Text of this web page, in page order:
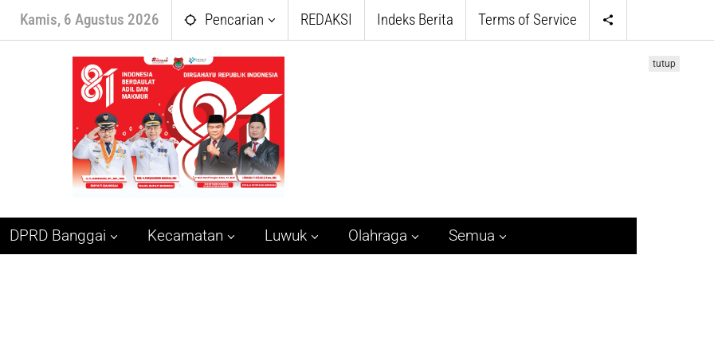
Kamis, 6 Agustus 2026 Pencarian REDAKSI Indeks Berita Terms of Service
DPRD Banggai Kecamatan Luwuk Olahraga Semua
tutup